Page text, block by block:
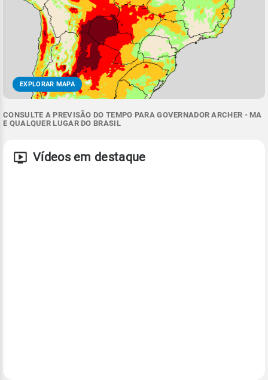
EXPLORAR MAPA
CONSULTE A PREVISÃO DO TEMPO PARA GOVERNADOR ARCHER - MA
E QUALQUER LUGAR DO BRASIL
Vídeos em destaque